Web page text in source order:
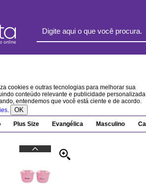
cookies e outras tecnologias para melhorar sua
conteúdo relevante e publicidade personalizada
entendemos que você está ciente e de acordo.
. OK
Plus Size Evangélica Masculino